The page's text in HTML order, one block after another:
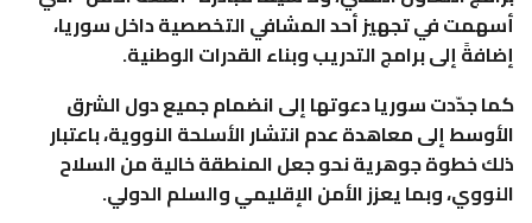
أسهمت في تجهيز أحد المشافي التخصصية داخل سوريا،
إضافةً إلى برامج التدريب وبناء القدرات الوطنية.
كما جدّدت سوريا دعوتها إلى انضمام جميع دول الشرق
الأوسط إلى معاهدة عدم انتشار الأسلحة النووية، باعتبار
ذلك خطوة جوهرية نحو جعل المنطقة خالية من السلاح
النووي، وبما يعزز الأمن الإقليمي والسلم الدولي.